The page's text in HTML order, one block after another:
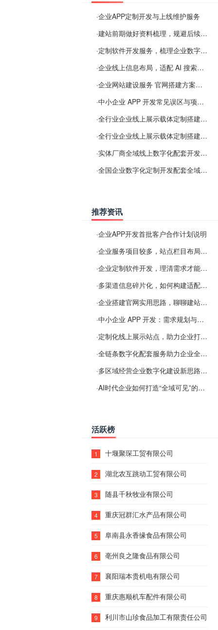
·企业APP定制开发与上线维护服务
·建站前期做好资料梳理，规避后续各类使用难题
·定制软件开发服务，梳理企业数字化落地常见难点
·企业线上信息布局，适配 AI 搜索需要留意这些要点
·企业网站建设服务 官网搭建方案经验分享
·中小企业 APP 开发常见误区与项目规划实用经验
·全行业企业线上展示载体定制搭建服务
·全行业企业线上展示载体定制搭建服务
·实体厂商全域线上数字化配套开发与地域检索优化服务
·全国企业数字化定制开发配套全域搜索优化服务
推荐资讯
·企业APP开发首批客户合作计划说明
·企业服务项目较多，站点栏目布局规划参考思路
·企业定制软件开发，理清需求才能提升数字化落地效率
·多渠道信息碎片化，如何构建适配 AI 检索的品牌信息源
·企业搭建官网实用思路，聊聊建站容易忽视的问题
·中小企业 APP 开发：需求规划与项目落地避坑经验分享
·定制化线上展示站点，助力企业打通线上经营渠道
·全链条数字化配套服务助力企业全域线上经营
·多区域经营企业数字化建设新思路：多端载体与地域检索一体化落地思路分享
·AI时代企业如何打造“全域可见”的数字资产？梓彤超越给出新解法
活跃榜
1 十堰聚琛工贸有限公司
2 湖北农互跳动工贸有限公司
3 随县千秋牧业有限公司
4 重庆冠群汇水产品有限公司
5 阜南县永香缘食品有限公司
6 亳州良之隆食品有限公司
7 襄阳瑞本贵机电有限公司
8 重庆惠顺机车配件有限公司
9 利川市山珍食品加工有限责任公司